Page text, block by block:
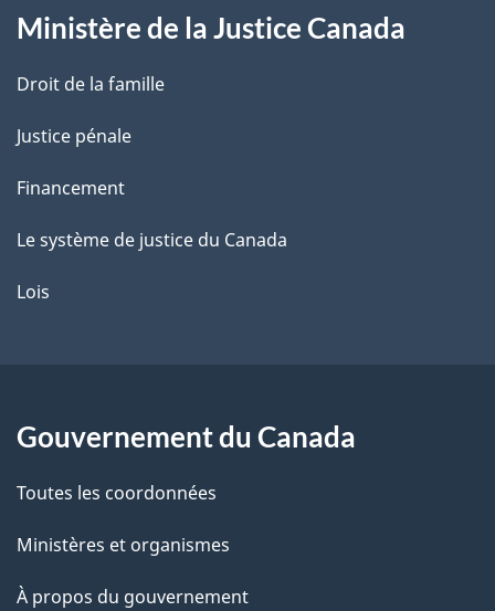
e
Ministère de la Justice Canada
Droit de la famille
Justice pénale
Financement
Le système de justice du Canada
Lois
Gouvernement du Canada
Toutes les coordonnées
Ministères et organismes
À propos du gouvernement